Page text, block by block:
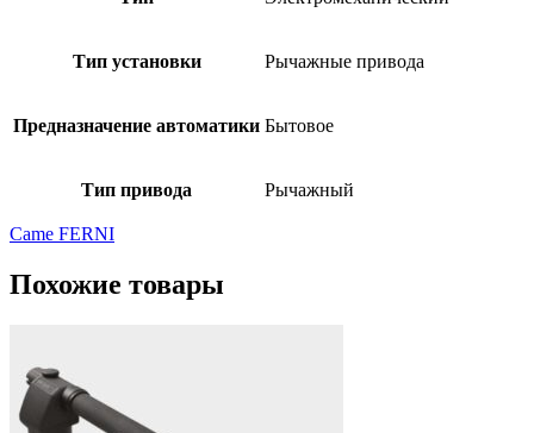
Тип установки Рычажные привода
Предназначение автоматики Бытовое
Тип привода Рычажный
Came FERNI
Похожие товары